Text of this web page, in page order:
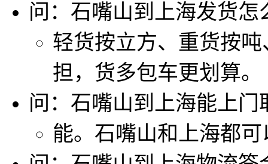
问：石嘴山到上海发货怎
轻货按立方、重货按
担，货多包车更划算。
问：石嘴山到上海能上门
能。石嘴山和上海都